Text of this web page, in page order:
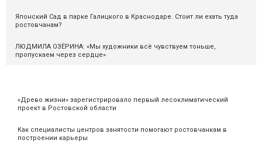
«Древо жизни» зарегистрировало первый лесоклиматический
проект в Ростовской области
Как специалисты центров занятости помогают ростовчанкам в
построении карьеры
Японский Сад в парке Галицкого в Краснодаре. Стоит ли ехать туда
ростовчанам?
ЛЮДМИЛА ОЗЁРИНА: «Мы художники всё чувствуем тоньше,
пропускаем через сердце»